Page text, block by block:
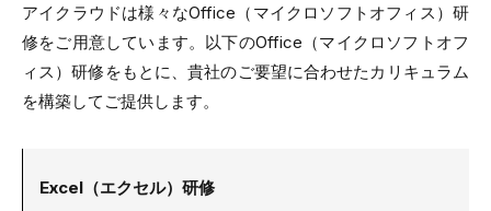
アイクラウドは様々なOffice（マイクロソフトオフィス）研
修をご用意しています。以下のOffice（マイクロソフトオフ
ィス）研修をもとに、貴社のご要望に合わせたカリキュラム
を構築してご提供します。
Excel（エクセル）研修